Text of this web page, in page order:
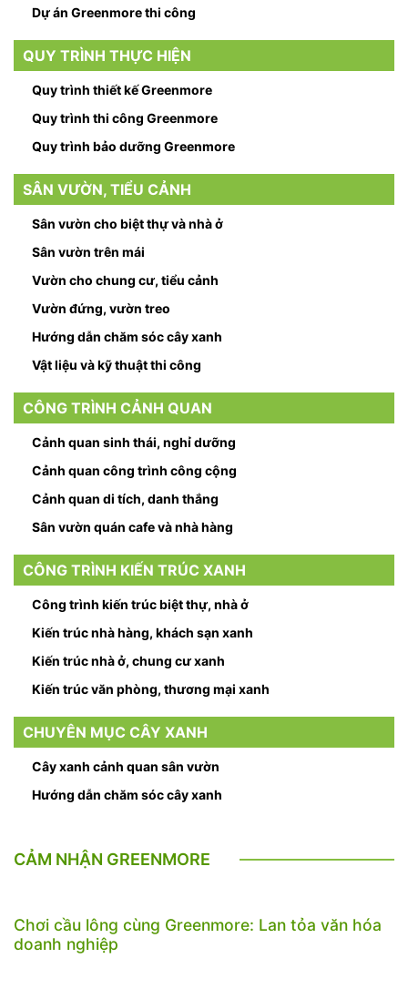
Dự án Greenmore thi công
QUY TRÌNH THỰC HIỆN
Quy trình thiết kế Greenmore
Quy trình thi công Greenmore
Quy trình bảo dưỡng Greenmore
SÂN VƯỜN, TIỂU CẢNH
Sân vườn cho biệt thự và nhà ở
Sân vườn trên mái
Vườn cho chung cư, tiểu cảnh
Vườn đứng, vườn treo
Hướng dẫn chăm sóc cây xanh
Vật liệu và kỹ thuật thi công
CÔNG TRÌNH CẢNH QUAN
Cảnh quan sinh thái, nghỉ dưỡng
Cảnh quan công trình công cộng
Cảnh quan di tích, danh thắng
Sân vườn quán cafe và nhà hàng
CÔNG TRÌNH KIẾN TRÚC XANH
Công trình kiến trúc biệt thự, nhà ở
Kiến trúc nhà hàng, khách sạn xanh
Kiến trúc nhà ở, chung cư xanh
Kiến trúc văn phòng, thương mại xanh
CHUYÊN MỤC CÂY XANH
Cây xanh cảnh quan sân vườn
Hướng dẫn chăm sóc cây xanh
CẢM NHẬN GREENMORE
Chơi cầu lông cùng Greenmore: Lan tỏa văn hóa
doanh nghiệp